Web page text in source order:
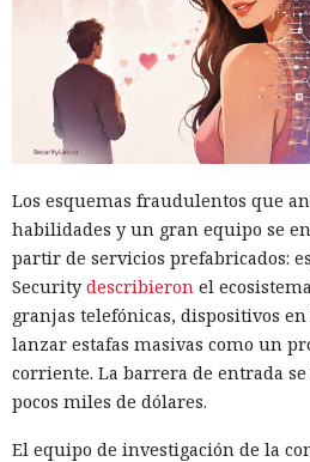
Los esquemas fraudulentos que
habilidades y un gran equipo se
partir de servicios prefabricados:
Security describieron el
granjas telefónicas, dispositivos
lanzar estafas masivas como un
corriente. La barrera de entrada
pocos miles de dólares.
El equipo de investigación de la